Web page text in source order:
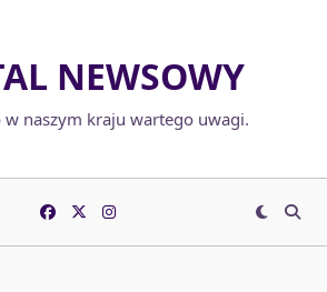
NEWSOWY
w naszym kraju wartego uwagi.